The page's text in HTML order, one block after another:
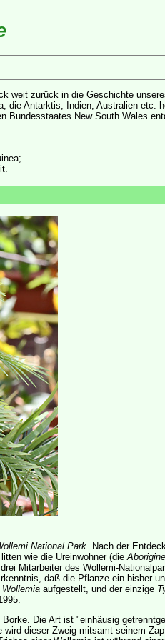
weit zurück in die Geschichte
die Antarktis, Indien, Australien etc.
Bundesstaates New South Wales
National Park . Nach der
wie die Ureinwohner (die
Mitarbeiter des Wollemi-
daß die Pflanze ein bisher
Wollemia aufgestellt, und der einzige
Die Art ist "einhäusig
dieser Zweig mitsamt seinem